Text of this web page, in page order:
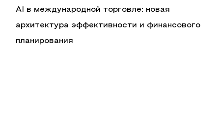
AI в международной торговле: новая
архитектура эффективности и финансового
планирования